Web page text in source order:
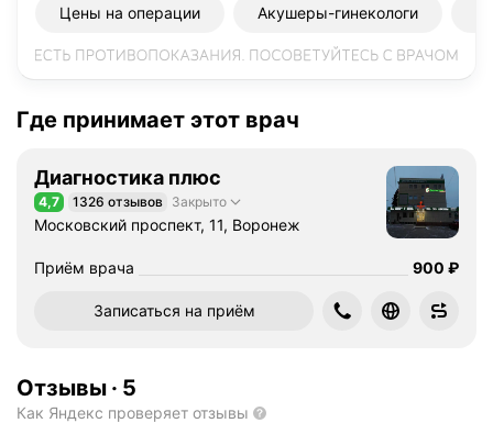
Цены на операции Акушеры-гинекологи
Где принимает этот врач
Диагностика плюс
Рейтинг 4,7 из 5
4,7 1326 отзывов Закрыто
Московский проспект, 11, Воронеж
Приём врача Цена
900 ₽
Записаться на приём
Отзывы · 5
Как Яндекс проверяет отзывы